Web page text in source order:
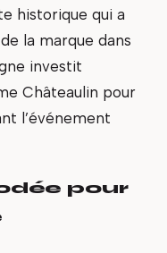
historique qui a
la marque dans
investit
Châteaulin pour
l’événement
pour